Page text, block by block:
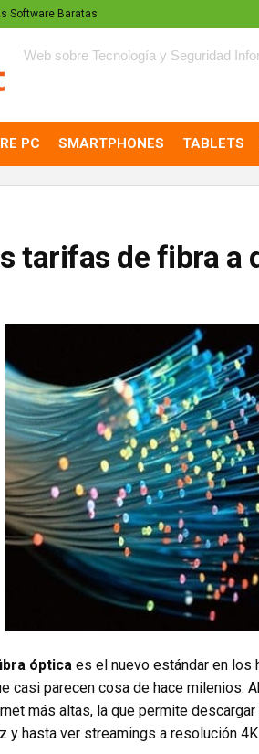
Software Baratas
Web sobre Tecnología y Seguridad
PC SMARTPHONES TABLETS
tarifas de fibra a
óptica es el nuevo estándar en
casi parecen cosa de hace milenios.
más altas, la que permite
y hasta ver streamings a resolución